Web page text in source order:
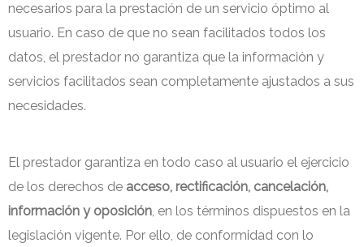
necesarios para la prestación de un servicio óptimo al
usuario. En caso de que no sean facilitados todos los
datos, el prestador no garantiza que la información y
servicios facilitados sean completamente ajustados a sus
necesidades.
El prestador garantiza en todo caso al usuario el ejercicio
de los derechos de acceso, rectificación, cancelación,
información y oposición, en los términos dispuestos en la
legislación vigente. Por ello, de conformidad con lo